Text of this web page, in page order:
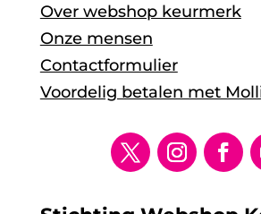
Over webshop keurmerk
Onze mensen
Contactformulier
Voordelig betalen met